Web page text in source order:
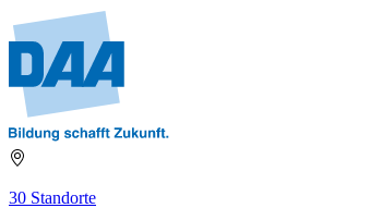
30 Standorte